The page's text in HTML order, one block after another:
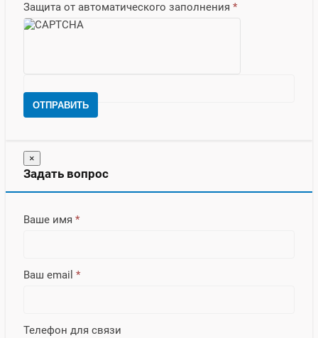
Защита от автоматического заполнения *
ОТПРАВИТЬ
×
Задать вопрос
Ваше имя *
Ваш email *
Телефон для связи